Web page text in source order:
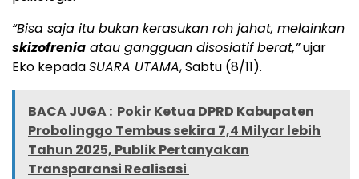
“Bisa saja itu bukan kerasukan roh jahat, melainkan
skizofrenia atau gangguan disosiatif berat,”ujar
Eko kepadaSUARA UTAMA, Sabtu (8/11).
BACA JUGA : Pokir Ketua DPRD Kabupaten
Probolinggo Tembus sekira 7,4 Milyar lebih
Tahun 2025, Publik Pertanyakan
Transparansi Realisasi